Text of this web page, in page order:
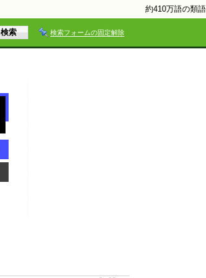
約410万語の類
検索フォームの固定解除